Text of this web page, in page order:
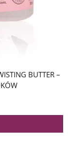
BUTTER –